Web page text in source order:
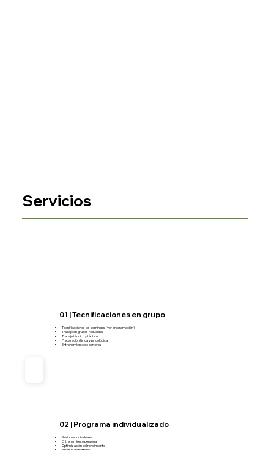
Tecnificaciones los domingos (ver programación)
Trabajo en grupos reducidos
Trabajo técnico y táctico
Preparación física y psicológica
Entrenamiento de porteros
01 | Tecnificaciones en grupo
Sesiones individuales
Entrenamiento personal
Optimización del rendimiento
02 | Programa individualizado
Servicios